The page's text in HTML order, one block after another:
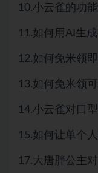
10.小云雀的功
11.如何用AI生
12.如何免米领
13.如何免米领
14.小云雀对口
15.如何让单个
17.大唐胖公主